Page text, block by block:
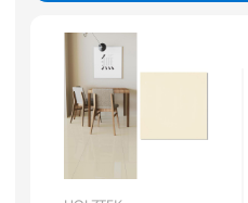
WC y Sanitarios
Pinturas